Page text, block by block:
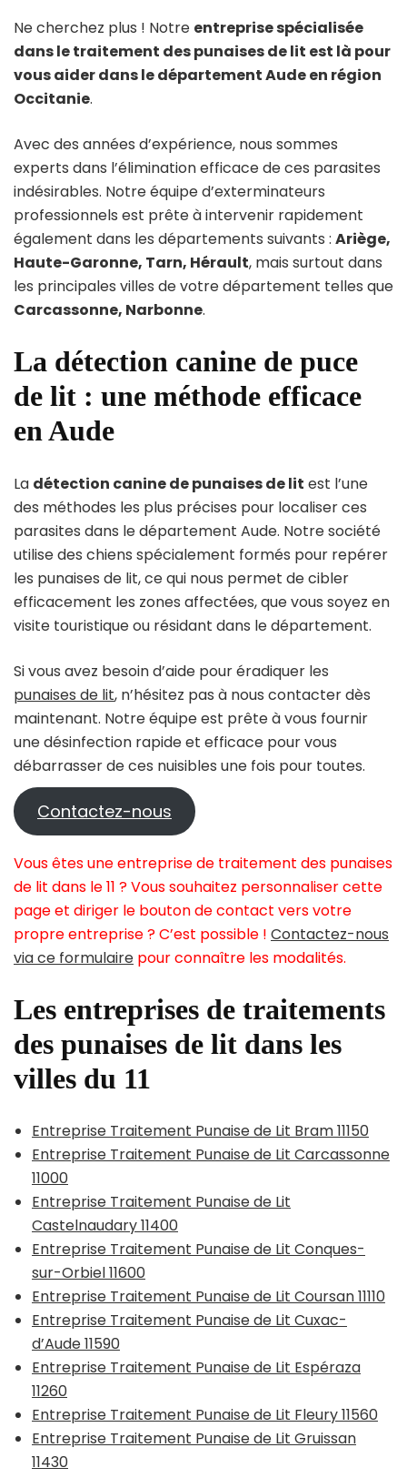
Ne cherchez plus ! Notre entreprise spécialisée
dans le traitement des punaises de lit est là pour
vous aider dans le département Aude en région
Occitanie.
Avec des années d’expérience, nous sommes
experts dans l’élimination efficace de ces parasites
indésirables. Notre équipe d’exterminateurs
professionnels est prête à intervenir rapidement
également dans les départements suivants : Ariège,
Haute-Garonne, Tarn, Hérault, mais surtout dans
les principales villes de votre département telles que
Carcassonne, Narbonne.
La détection canine de puce
de lit : une méthode efficace
en Aude
La détection canine de punaises de lit est l’une
des méthodes les plus précises pour localiser ces
parasites dans le département Aude. Notre société
utilise des chiens spécialement formés pour repérer
les punaises de lit, ce qui nous permet de cibler
efficacement les zones affectées, que vous soyez en
visite touristique ou résidant dans le département.
Si vous avez besoin d’aide pour éradiquer les
punaises de lit, n’hésitez pas à nous contacter dès
maintenant. Notre équipe est prête à vous fournir
une désinfection rapide et efficace pour vous
débarrasser de ces nuisibles une fois pour toutes.
Contactez-nous
Vous êtes une entreprise de traitement des punaises
de lit dans le 11 ? Vous souhaitez personnaliser cette
page et diriger le bouton de contact vers votre
propre entreprise ? C’est possible ! Contactez-nous
via ce formulaire pour connaître les modalités.
Les entreprises de traitements
des punaises de lit dans les
villes du 11
Entreprise Traitement Punaise de Lit Bram 11150
Entreprise Traitement Punaise de Lit Carcassonne
11000
Entreprise Traitement Punaise de Lit
Castelnaudary 11400
Entreprise Traitement Punaise de Lit Conques-
sur-Orbiel 11600
Entreprise Traitement Punaise de Lit Coursan 11110
Entreprise Traitement Punaise de Lit Cuxac-
d’Aude 11590
Entreprise Traitement Punaise de Lit Espéraza
11260
Entreprise Traitement Punaise de Lit Fleury 11560
Entreprise Traitement Punaise de Lit Gruissan
11430